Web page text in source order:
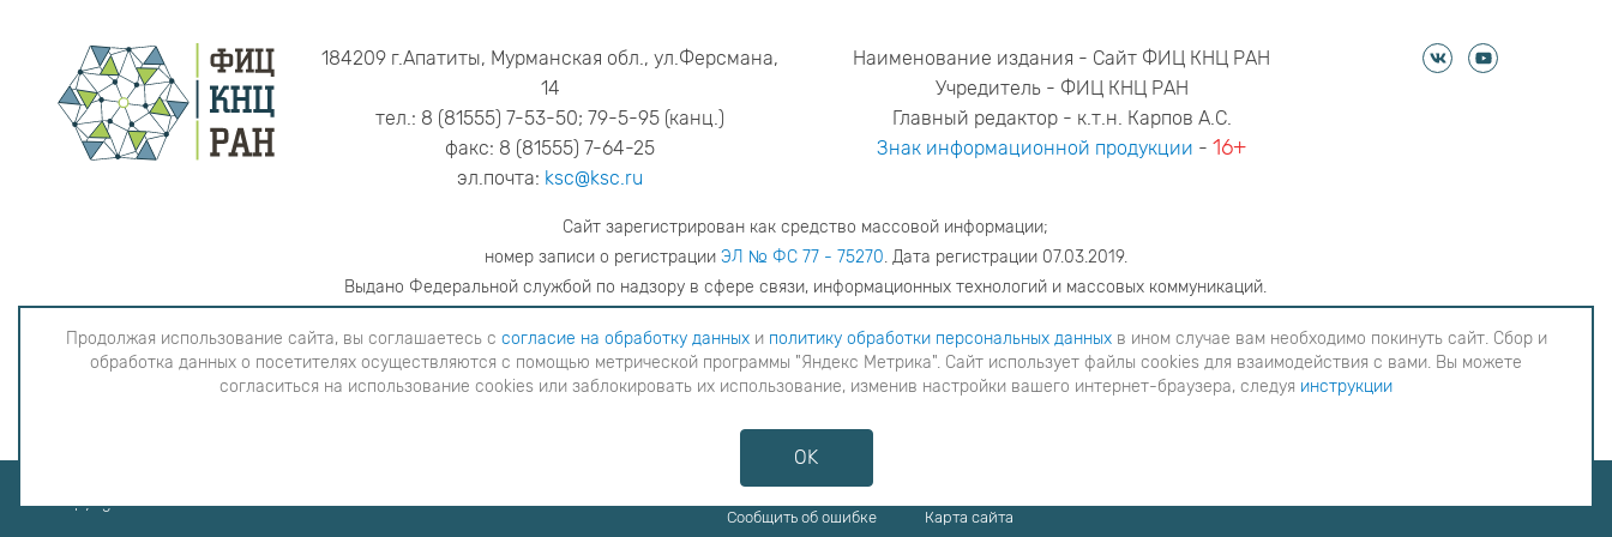
184209 г.Апатиты, Мурманская обл., ул.Ферсмана,
14
тел.: 8 (81555) 7-53-50; 79-5-95 (канц.)
факс: 8 (81555) 7-64-25
эл.почта: ksc@ksc.ru
Наименование издания - Сайт ФИЦ КНЦ РАН
Учредитель - ФИЦ КНЦ РАН
Главный редактор - к.т.н. Карпов А.С.
Знак информационной продукции -16+
Сайт зарегистрирован как средство массовой информации;
номер записи о регистрации ЭЛ № ФС 77 - 75270. Дата регистрации 07.03.2019.
Выдано Федеральной службой по надзору в сфере связи, информационных технологий и массовых коммуникаций.
адрес редакцииya.stogova@ksc.ru телефон редакции81555-79-516
Продолжая использование сайта, вы соглашаетесь с согласие на обработку данных
в ином случае вам необходимо покинуть сайт. Сбор и обработка
данных о посетителях осуществляются с помощью метрической программы "Яндекс Метрика". Сайт использует файлы cookies для взаимодействия с вами. Вы можете согласиться на
Copyright © 2026
Противодействие коррупции
Сообщить об ошибке
Карта сайта
Продолжая использование сайта, вы соглашаетесь с согласие на обработку данныхи политику обработки персональных данныхв ином случае вам необходимо покинуть сайт. Сбор и
обработка данных о посетителях осуществляются с помощью метрической программы "Яндекс Метрика". Сайт использует файлы cookies для взаимодействия с вами. Вы можете
согласиться на использование cookies или заблокировать их использование, изменив настройки вашего интернет-браузера, следуя инструкции
OK